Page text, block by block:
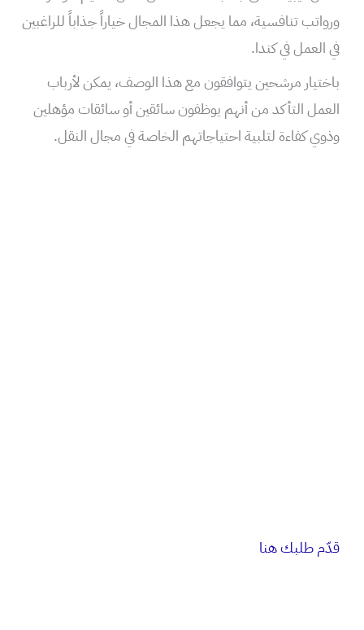
ورواتب تنافسية، مما يجعل هذا المجال خياراً جذاباً للراغبين
في العمل في كندا.
باختيار مرشحين يتوافقون مع هذا الوصف، يمكن لأرباب
العمل التأكد من أنهم يوظفون سائقين أو سائقات مؤهلين
وذوي كفاءة لتلبية احتياجاتهم الخاصة في مجال النقل.
قدّم طلبك هنا